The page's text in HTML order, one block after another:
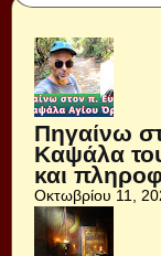
Πηγαίνω
Καψάλα
και
Οκτωβρίου 11,